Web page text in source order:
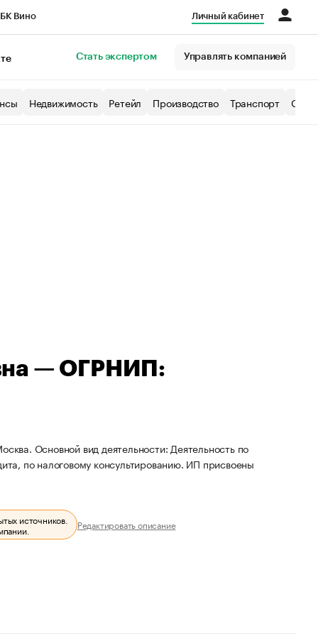
Вино Личный кабинет
Стать экспертом Управлять компанией
Недвижимость Ретейл Производство Транспорт
— ОГРНИП:
Основной вид деятельности: Деятельность по
по налоговому консультированию. ИП присвоены
источников.
Редактировать описание